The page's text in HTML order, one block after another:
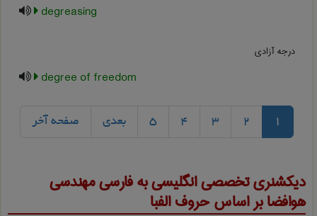
degreasing
درجه آزادی
degree of freedom
1
2
3
4
5 بعدی صفحه آخر
دیکشنری تخصصی انگلیسی به فارسیمهندسی
هوافضابر اساس حروف الفبا